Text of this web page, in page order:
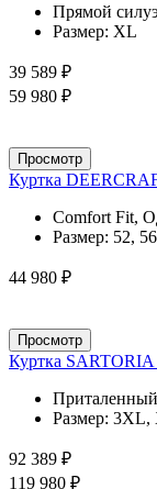
Прямой
Размер: XL
39 589 ₽
59 980 ₽
Просмотр
Куртка
Comfort Fit,
Размер: 52, 56
44 980 ₽
Просмотр
Куртка
Размер: 3XL,
92 389 ₽
119 980 ₽